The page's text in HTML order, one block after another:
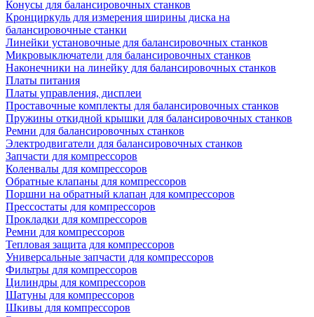
Конусы для балансировочных станков
Кронциркуль для измерения ширины диска на
балансировочные станки
Линейки установочные для балансировочных станков
Микровыключатели для балансировочных станков
Наконечники на линейку для балансировочных станков
Платы питания
Платы управления, дисплеи
Проставочные комплекты для балансировочных станков
Пружины откидной крышки для балансировочных станков
Ремни для балансировочных станков
Электродвигатели для балансировочных станков
Запчасти для компрессоров
Коленвалы для компрессоров
Обратные клапаны для компрессоров
Поршни на обратный клапан для компрессоров
Прессостаты для компрессоров
Прокладки для компрессоров
Ремни для компрессоров
Тепловая защита для компрессоров
Универсальные запчасти для компрессоров
Фильтры для компрессоров
Цилиндры для компрессоров
Шатуны для компрессоров
Шкивы для компрессоров